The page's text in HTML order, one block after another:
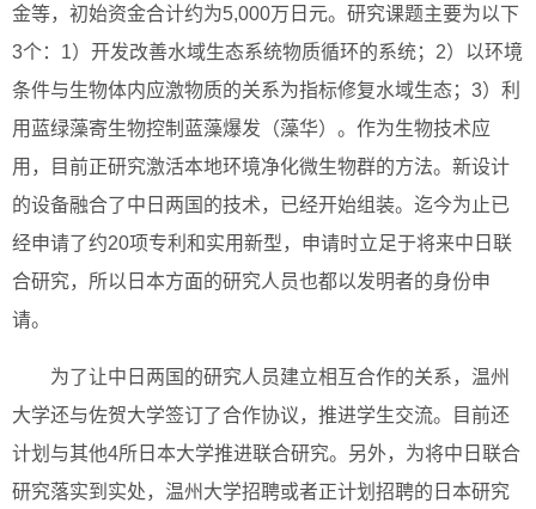
金等，初始资金合计约为5,000万日元。研究课题主要为以下
3个：1）开发改善水域生态系统物质循环的系统；2）以环境
条件与生物体内应激物质的关系为指标修复水域生态；3）利
用蓝绿藻寄生物控制蓝藻爆发（藻华）。作为生物技术应
用，目前正研究激活本地环境净化微生物群的方法。新设计
的设备融合了中日两国的技术，已经开始组装。迄今为止已
经申请了约20项专利和实用新型，申请时立足于将来中日联
合研究，所以日本方面的研究人员也都以发明者的身份申
请。
为了让中日两国的研究人员建立相互合作的关系，温州
大学还与佐贺大学签订了合作协议，推进学生交流。目前还
计划与其他4所日本大学推进联合研究。另外，为将中日联合
研究落实到实处，温州大学招聘或者正计划招聘的日本研究